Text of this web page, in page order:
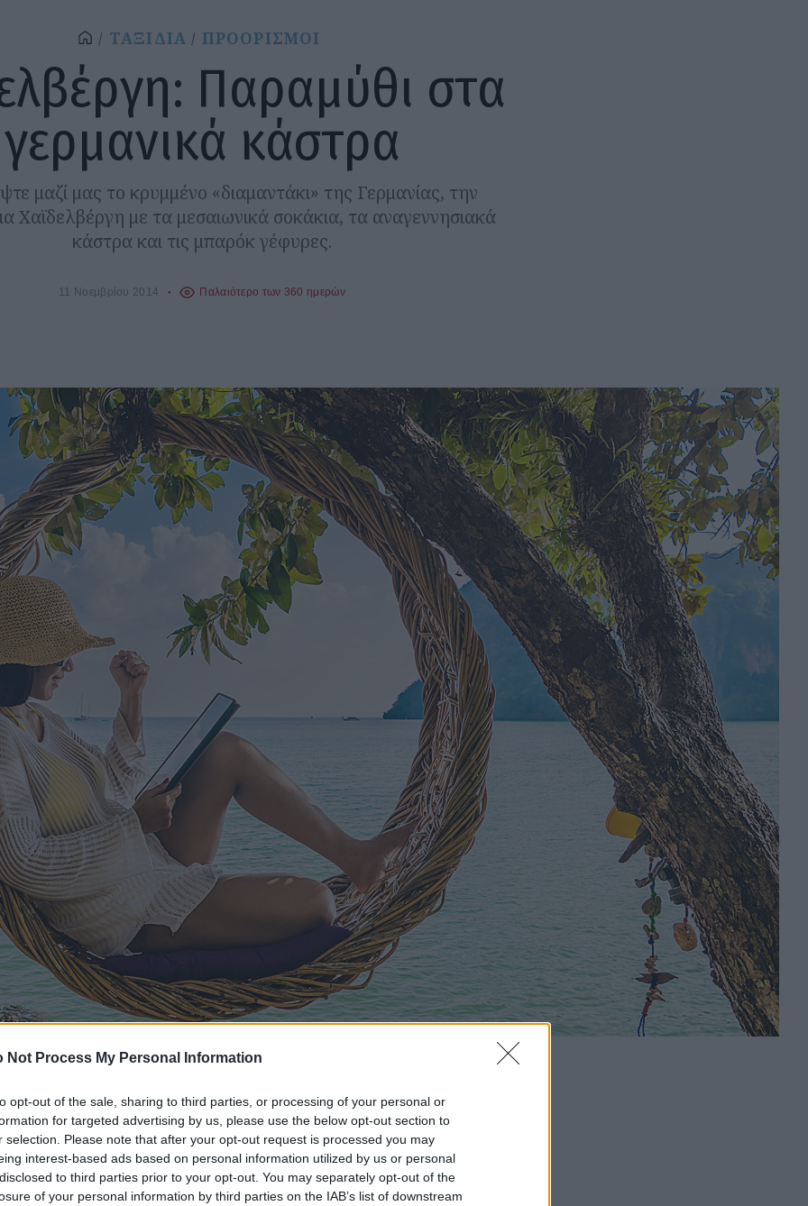
Not Process My Personal Information
opt-out of the sale, sharing to third parties, or processing of your personal or
for targeted advertising by us, please use the below opt-out section to
selection. Please note that after your opt-out request is processed you may
interest-based ads based on personal information utilized by us or personal
to third parties prior to your opt-out. You may separately opt-out of the
of your personal information by third parties on the IAB’s list of downstream
ΤΑΞΙΔΙΑ ΠΡΟΟΡΙΣΜΟΙ
Παραμύθι στα
γερμανικά κάστρα
μαζί μας το κρυμμένο «διαμαντάκι» της Γερμανίας, την
Χαϊδελβέργη με τα μεσαιωνικά σοκάκια, τα αναγεννησιακά
κάστρα και τις μπαρόκ γέφυρες.
11 Νοεμβρίου 2014 Παλαιότερο των 360 ημερών